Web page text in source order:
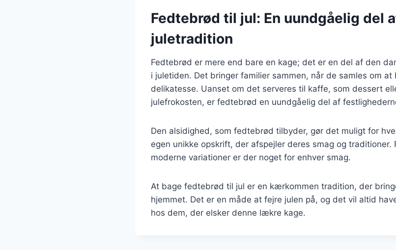
Fedtebrød til jul: En uundgåelig del
juletradition
Fedtebrød er mere end bare en kage; det er en del af den
i juletiden. Det bringer familier sammen, når de samles om
delikatesse. Uanset om det serveres til kaffe, som dessert
julefrokosten, er fedtebrød en uundgåelig del af
Den alsidighed, som fedtebrød tilbyder, gør det muligt for
egen unikke opskrift, der afspejler deres smag og traditioner.
moderne variationer er der noget for enhver smag.
At bage fedtebrød til jul er en kærkommen tradition, der
hjemmet. Det er en måde at fejre julen på, og det vil altid
hos dem, der elsker denne lækre kage.